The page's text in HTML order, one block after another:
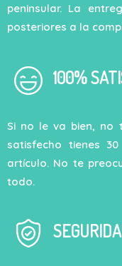
peninsular. La
posteriores a la
100%
Si no le va bien, no
satisfecho tienes
artículo. No te
todo.